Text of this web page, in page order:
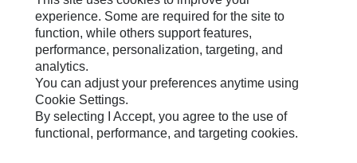
خريطة الموقع
Cookie Settings
experience. Some are required for the site to
function, while others support features,
performance, personalization, targeting, and
analytics.
You can adjust your preferences anytime using
Cookie Settings.
By selecting I Accept, you agree to the use of
functional, performance, and targeting cookies.